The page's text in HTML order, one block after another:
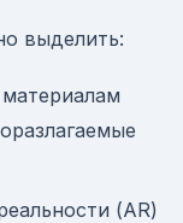
выделить:
(AR)